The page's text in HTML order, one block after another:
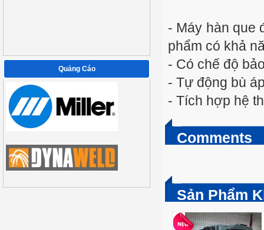
Quảng Cáo
- Máy hàn que
phẩm có khả
- Có chế độ
- Tự động bù
- Tích hợp hệ
Comments
Sản Phẩm